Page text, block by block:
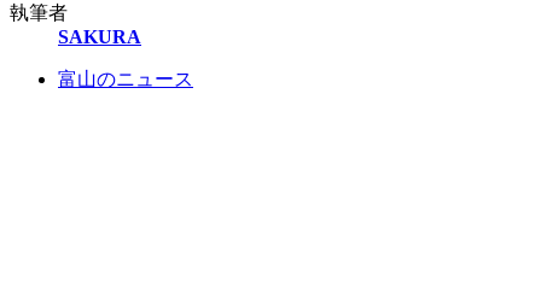
執筆者
SAKURA
富山のニュース